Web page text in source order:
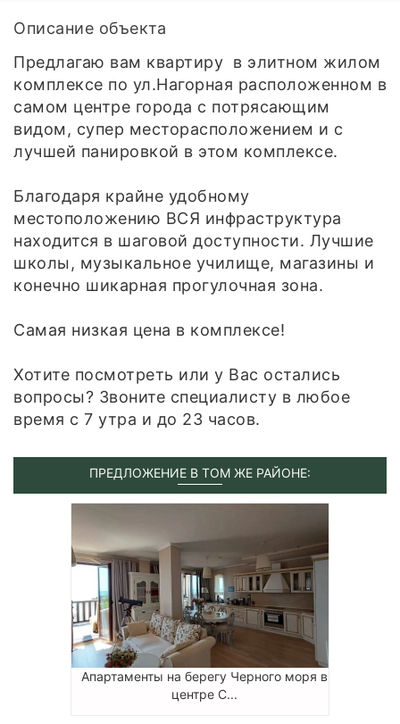
Описание объекта
Предлагаю вам квартиру в элитном жилом
комплексе по ул.Нагорная расположенном в
самом центре города с потрясающим
видом, супер месторасположением и с
лучшей панировкой в этом комплексе.
Благодаря крайне удобному
местоположению ВСЯ инфраструктура
находится в шаговой доступности. Лучшие
школы, музыкальное училище, магазины и
конечно шикарная прогулочная зона.
Самая низкая цена в комплексе!
Хотите посмотреть или у Вас остались
вопросы? Звоните специалисту в любое
время с 7 утра и до 23 часов.
ПРЕДЛОЖЕНИЕ В ТОМ ЖЕ РАЙОНЕ:
Апартаменты на берегу Черного моря в
центре С...